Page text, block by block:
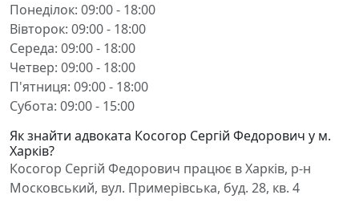
Понеділок: 09:00 - 18:00
Вівторок: 09:00 - 18:00
Середа: 09:00 - 18:00
Четвер: 09:00 - 18:00
П'ятниця: 09:00 - 18:00
Субота: 09:00 - 15:00
Як знайти адвоката Косогор Сергій Федорович у м.
Харків?
Косогор Сергій Федорович працює в Харків, р-н
Московський, вул. Примерівська, буд. 28, кв. 4